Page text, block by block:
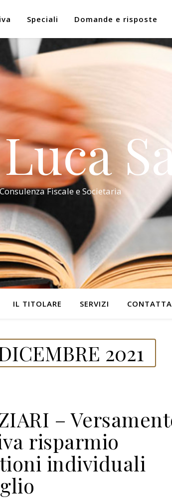
Speciali Domande e risposte
Fiscale e Societaria
IL TITOLARE SERVIZI
2021
–
risparmio
individuali